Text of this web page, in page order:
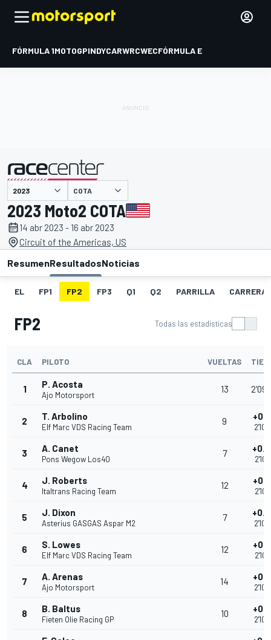
FÓRMULA 1MOTOGPINDYCARWRCWECFÓRMULA E
presentado por COTA
2023 Moto2 COTA
14 abr 2023 - 16 abr 2023
Circuit of the Americas, US
ResumenResultadosNoticias
EL FP1 FP2 FP3 Q1 Q2 PARRILLA CARRERA
FP2 Todas las estadísticas
CLA PILOTO VUELTAS
1 P. Acosta
Ajo Motorsport
13
2 T. Arbolino
Elf Marc VDS Racing Team
9
3 A. Canet
Pons Wegow Los40
7
4 J. Roberts
Italtrans Racing Team
12
5 J. Dixon
Asterius GASGAS Aspar M2
7
6 S. Lowes
Elf Marc VDS Racing Team
12
7 A. Arenas
Ajo Motorsport
14
8 B. Baltus
Fieten Olie Racing GP
10